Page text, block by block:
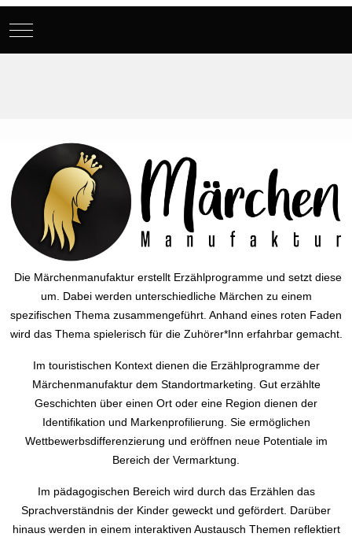
Mobile Menu Toggle
Die Märchenmanufaktur erstellt Erzählprogramme und setzt diese
um. Dabei werden unterschiedliche Märchen zu einem
spezifischen Thema zusammengeführt. Anhand eines roten Faden
wird das Thema spielerisch für die Zuhörer*Inn erfahrbar gemacht.
Im touristischen Kontext dienen die Erzählprogramme der
Märchenmanufaktur dem Standortmarketing. Gut erzählte
Geschichten über einen Ort oder eine Region dienen der
Identifikation und Markenprofilierung. Sie ermöglichen
Wettbewerbsdifferenzierung und eröffnen neue Potentiale im
Bereich der Vermarktung.
Im pädagogischen Bereich wird durch das Erzählen das
Sprachverständnis der Kinder geweckt und gefördert. Darüber
hinaus werden in einem interaktiven Austausch Themen reflektiert